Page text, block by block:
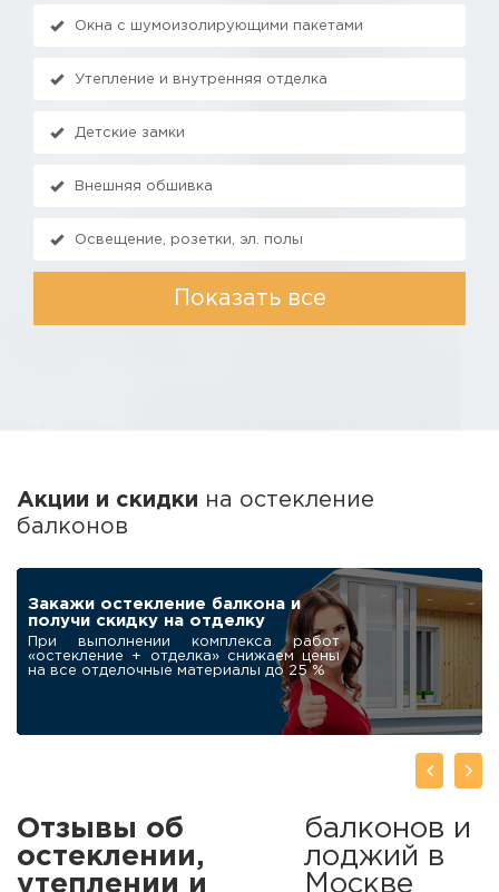
Окна с шумоизолирующими пакетами
Утепление и внутренняя отделка
Детские замки
Внешняя обшивка
Освещение, розетки, эл. полы
Показать все
Акции и скидки на остекление
балконов
Робот-мойщик для
окон в подарокнашим клиентам
При заказе остекления балкона под
ключ дарим современный
автоматический мойщик окон
ПОДАРОК
Отзывы об
остеклении,
утеплении и
балконов и
лоджий в
Москве